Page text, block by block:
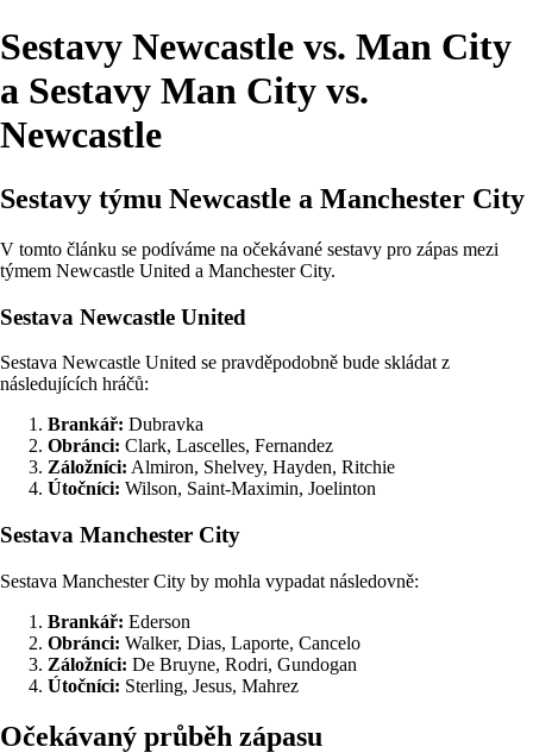
Sestavy Newcastle vs. Man City
a Sestavy Man City vs.
Newcastle
Sestavy týmu Newcastle a Manchester City
V tomto článku se podíváme na očekávané sestavy pro zápas mezi
týmem Newcastle United a Manchester City.
Sestava Newcastle United
Sestava Newcastle United se pravděpodobně bude skládat z
následujících hráčů:
Brankář: Dubravka
Obránci: Clark, Lascelles, Fernandez
Záložníci: Almiron, Shelvey, Hayden, Ritchie
Útočníci: Wilson, Saint-Maximin, Joelinton
Sestava Manchester City
Sestava Manchester City by mohla vypadat následovně:
Brankář: Ederson
Obránci: Walker, Dias, Laporte, Cancelo
Záložníci: De Bruyne, Rodri, Gundogan
Útočníci: Sterling, Jesus, Mahrez
Očekávaný průběh zápasu